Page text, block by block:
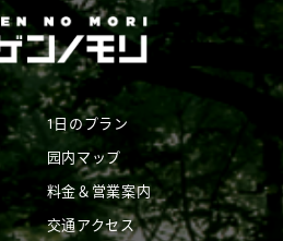
1日のプラン
园内マップ
料金＆営業案内
交通アクセス